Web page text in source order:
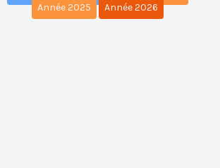
Année 2025
Année 2026